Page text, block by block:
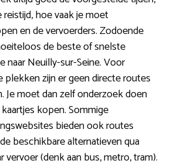
hoe vaak je moet
en de vervoerders. Zodoende
de beste of snelste
naar Neuilly-sur-Seine. Voor
plekken zijn er geen directe routes
Je moet dan zelf onderzoek doen
kopen. Sommige
bieden ook routes
beschikbare alternatieven qua
vervoer (denk aan bus, metro, tram).